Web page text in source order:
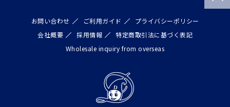
お問い合わせ ご利用ガイド
プライバシーポリシー
会社概要
採用情報
特定商取引法に基づく表記
Wholesale inquiry from overseas